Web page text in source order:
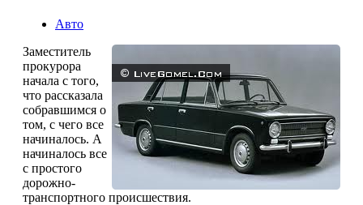
Авто
Заместитель
прокурора
начала с того,
что рассказала
собравшимся о
том, с чего все
начиналось. А
начиналось все
с простого
дорожно-
транспортного происшествия.